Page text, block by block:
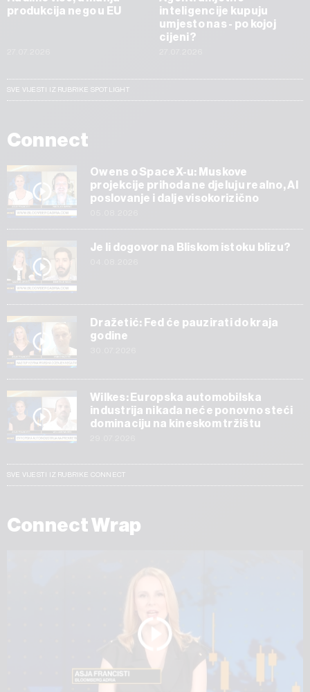
produkcija nego u EU
inteligencije kupuju
umjesto nas - po kojoj
cijeni?
SVE VIJESTI IZ RUBRIKE SPOTLIGHT
Connect
Owens o SpaceX-u: Muskove
projekcije prihoda ne djeluju realno, AI
poslovanje i dalje visokorizično
Je li dogovor na Bliskom istoku blizu?
Dražetić: Fed će pauzirati do kraja
godine
Wilkes: Europska automobilska
industrija nikada neće ponovno steći
dominaciju na kineskom tržištu
SVE VIJESTI IZ RUBRIKE CONNECT
Connect Wrap